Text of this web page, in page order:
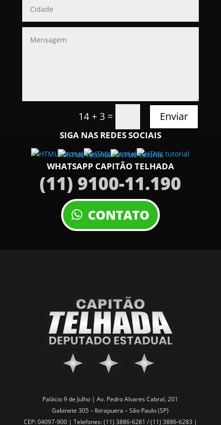
14 + 3 = Enviar
SIGA NAS REDES SOCIAIS
WHATSAPP CAPITÃO TELHADA
(11) 9100-11.190
CONTATO
Palácio 9 de Julho | Av. Pedro Alvares Cabral, 201
Gabinete 305 – Ibirapuera – São Paulo (SP)
CEP: 04097-900 | Telefones: (11) 3886-6281 / (11) 3886-6283 |